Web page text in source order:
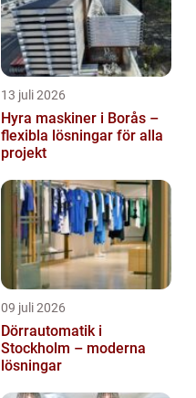
13 juli 2026
Hyra maskiner i Borås –
flexibla lösningar för alla
projekt
09 juli 2026
Dörrautomatik i
Stockholm – moderna
lösningar